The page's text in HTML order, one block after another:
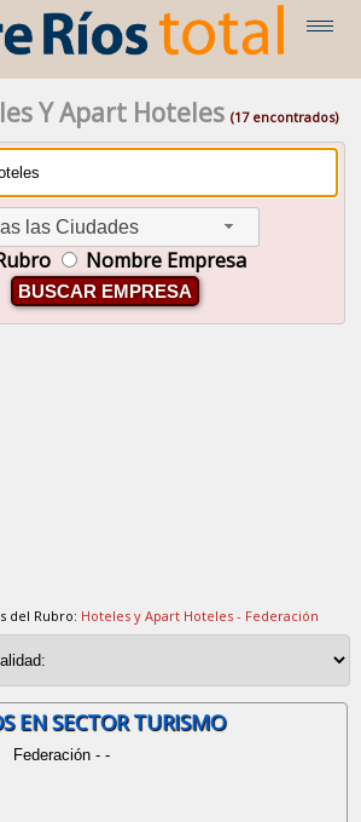
Y Apart Hoteles (17 encontrados)
las Ciudades
Nombre Empresa
BUSCAR EMPRESA
del Rubro: Hoteles y Apart Hoteles - Federación
EN SECTOR TURISMO
Federación - -